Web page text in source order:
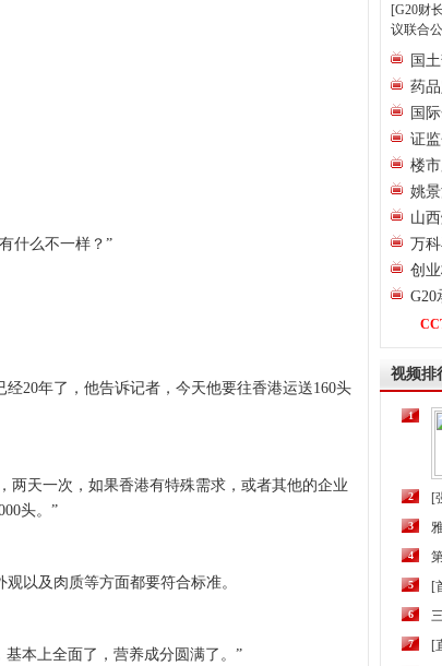
什么不一样？”
20年了，他告诉记者，今天他要往香港运送160头
天一次，如果香港有特殊需求，或者其他的企业
头。”
以及肉质等方面都要符合标准。
本上全面了，营养成分圆满了。”
[G20财
议联合
国
药
国
证
楼
姚
山
万
创
G20
视频排
1
2 [
3
4
5 [
6
7 [